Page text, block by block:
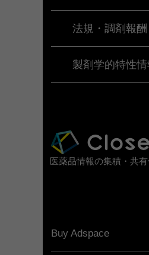
法規・調剤報酬
製剤学的特性情
医薬品情報の集積・共
Buy Adspace